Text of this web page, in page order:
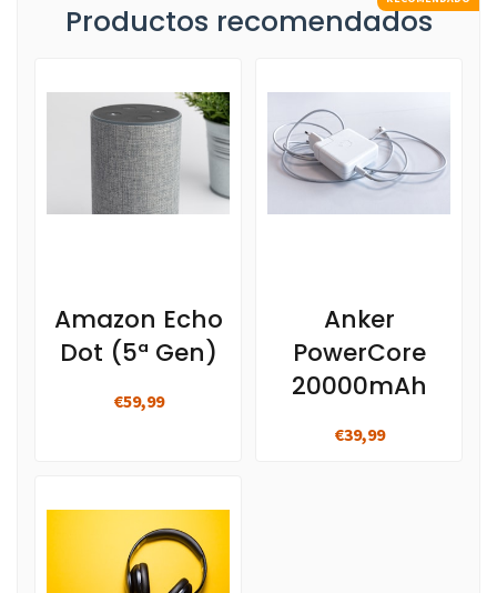
Productos recomendados
Amazon Echo
Dot (5ª Gen)
€59,99
Anker
PowerCore
20000mAh
€39,99